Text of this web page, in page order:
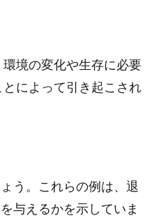
環境の変化や生存に必要
によって引き起こされ
う。これらの例は、退
与えるかを示していま